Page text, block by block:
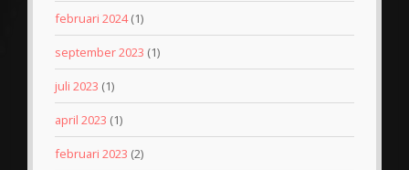
februari 2024(1)
september 2023 (1)
juli 2023 (1)
april 2023 (1)
februari 2023 (2)